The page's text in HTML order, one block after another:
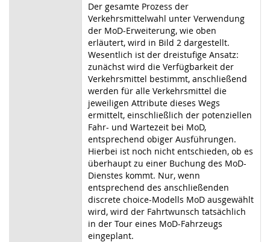
Der gesamte Prozess der
Verkehrsmittelwahl unter Verwendung
der MoD-Erweiterung, wie oben
erläutert, wird in Bild 2 dargestellt.
Wesentlich ist der dreistufige Ansatz:
zunächst wird die Verfügbarkeit der
Verkehrsmittel bestimmt, anschließend
werden für alle Verkehrsmittel die
jeweiligen Attribute dieses Wegs
ermittelt, einschließlich der potenziellen
Fahr- und Wartezeit bei MoD,
entsprechend obiger Ausführungen.
Hierbei ist noch nicht entschieden, ob es
überhaupt zu einer Buchung des MoD-
Dienstes kommt. Nur, wenn
entsprechend des anschließenden
discrete choice-Modells MoD ausgewählt
wird, wird der Fahrtwunsch tatsächlich
in der Tour eines MoD-Fahrzeugs
eingeplant.